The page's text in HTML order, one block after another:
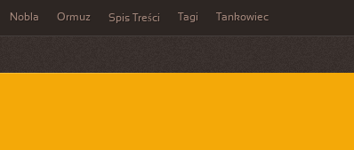
Nobla Ormuz Spis Treści Tagi Tankowiec